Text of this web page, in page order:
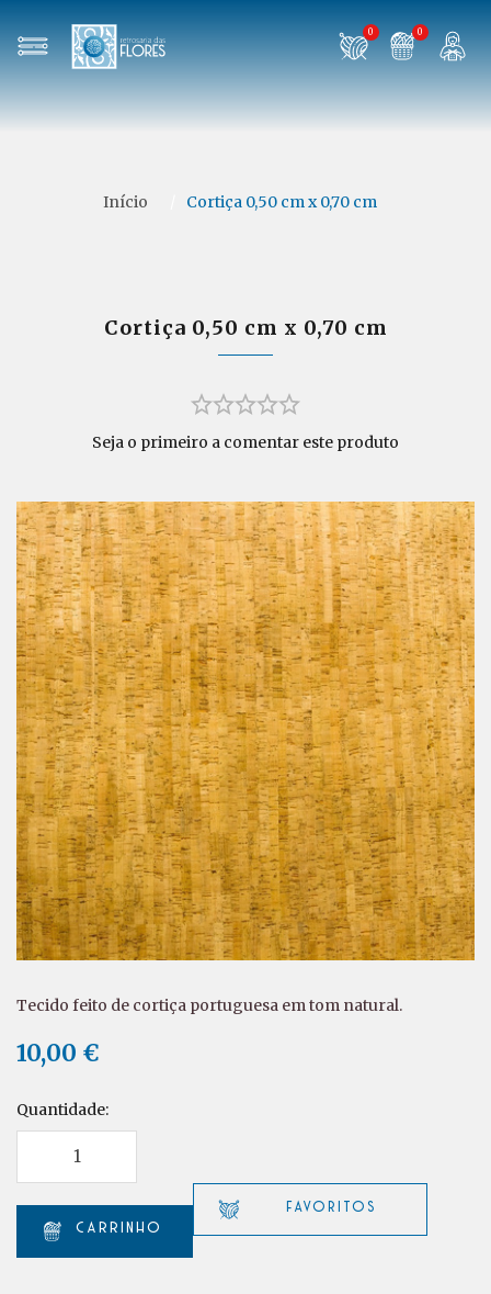
0 0
Início Cortiça 0,50 cm x 0,70 cm
Cortiça 0,50 cm x 0,70 cm
Seja o primeiro a comentar este produto
Tecido feito de cortiça portuguesa em tom natural.
10,00 €
Quantidade: